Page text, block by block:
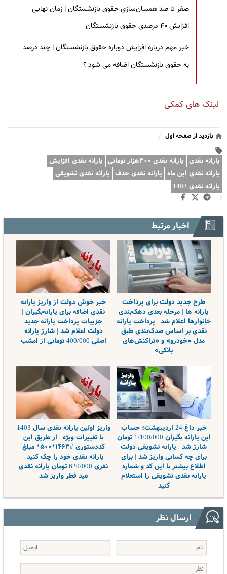
صفر تا صد همسان‌سازی حقوق بازنشستگان | زمان نهایی
افزایش ۴۰ درصدی حقوق بازنشستگان
خبر مهم درباره افزایش دوباره حقوق بازنشستگان | چند درصد
به حقوق بازنشستگان اضافه می شود ؟
لینک های کمکی
بازدید از صفحه اول /
یارانه نقدی یارانه نقدی ۳۰۰هزار تومانی
یارانه نقدی افزایش
یارانه نقدی این ماه یارانه نقدی حذف یارانه نقدی تشویقی
یارانه نقدی 1403
/
اخبار مرتبط
طرح جدید دولت برای پرداخت
یارانه ها | مرحله بعدی دهک‌بندی
خانوارها اعلام شد | پرداخت یارانه
نقدی بر اساس صدک‌بندی طبق
مدل «خودرو» و «تراکنش‌های
بانکی»
خبر خوش دولت از واریز یارانه
نقدی اضافه برای یارانه‌بگیران |
جزییات پرداخت یارانه جدید
دولت اعلام شد | شارژ یارانه
اصلی 400/000 تومانی از امشب
خبر داغ 24 اردیبهشت؛ حساب
این یارانه بگیران 1/100/000 تومان
شارژ شد | یارانه تشویقی دولت
برای چه کسانی واریز شد | برای
اطلاع بیشتر با این کد و شماره
یارانه نقدی تشویقی را استعلام
کنید
واریز اولین یارانه نقدی سال 1403
با تغییرات ویژه | از طریق این
کددستوری #۱۴۶۳*۵۰۰* مبلغ
یارانه نقدی خود را چک کنید |
نفری 620/000 تومان یارانه نقدی
عید فطر واریز شد
ارسال نظر